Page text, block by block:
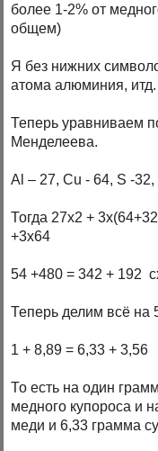
более 1-2% от
общем)
Я без нижних
атома алюминия, итд.
Теперь уравниваем
Менделеева.
Al – 27, Cu - 64, S -32,
Тогда 27х2 +
+3х64
54 +480 = 342 + 192
Теперь делим всё на
1 + 8,89 = 6,33 + 3,56
То есть на один
медного купороса и
меди и 6,33 грамма